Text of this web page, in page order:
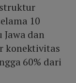
10
dan
konektivitas
60% dari